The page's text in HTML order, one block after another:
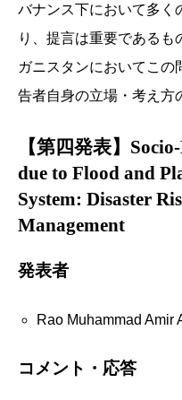
バナンス下において多く
り、提言は重要であるも
ガニスタンにおいてこの
告者自身の立場・考え方
【第四発表】
due to Flood and
System: Disaster
Management
発表者
Rao Muhammad Amir
コメント・応答